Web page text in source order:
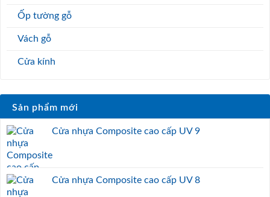
Ốp tường gỗ
Vách gỗ
Cửa kính
Sản phẩm mới
Cửa nhựa Composite cao cấp UV 9
Cửa nhựa Composite cao cấp UV 8